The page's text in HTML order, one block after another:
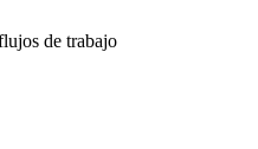
de trabajo